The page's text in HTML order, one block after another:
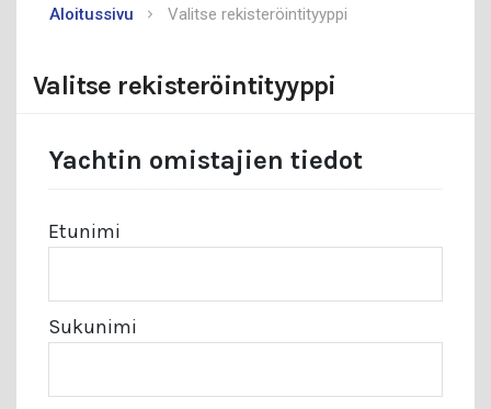
Valitse rekisteröintityyppi
Aloitussivu Valitse rekisteröintityyppi
Yachtin omistajien tiedot
Etunimi
Sukunimi